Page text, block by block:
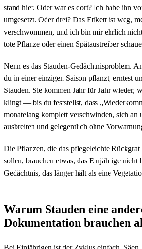
stand hier. Oder war es dort? Ich habe ihn
umgesetzt. Oder drei? Das Etikett ist weg,
verschwommen, und ich bin mir ehrlich
tote Pflanze oder einen Spätaustreiber
Nenn es das Stauden-Gedächtnisproblem.
du in einer einzigen Saison pflanzt, erntest
Stauden. Sie kommen Jahr für Jahr wieder,
klingt — bis du feststellst, dass
monatelang komplett verschwinden, sich an
ausbreiten und gelegentlich ohne
Die Pflanzen, die das pflegeleichte Rückgrat
sollen, brauchen etwas, das Einjährige nicht
Gedächtnis, das länger hält als eine
Warum Stauden eine
Dokumentation brauchen
Bei Einjährigen ist der Zyklus einfach.